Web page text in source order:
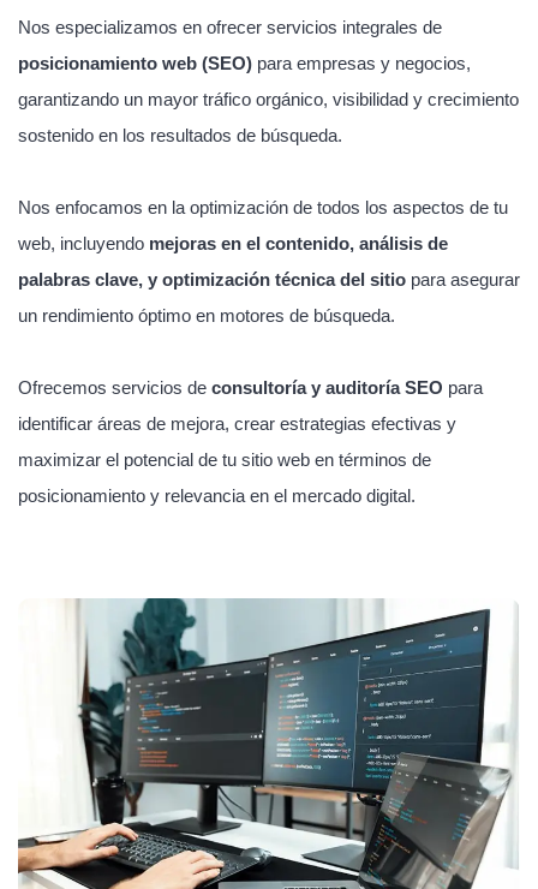
Nos especializamos en ofrecer servicios integrales de
posicionamiento web (SEO) para empresas y negocios,
garantizando un mayor tráfico orgánico, visibilidad y crecimiento
sostenido en los resultados de búsqueda.
Nos enfocamos en la optimización de todos los aspectos de tu
web, incluyendo mejoras en el contenido, análisis de
palabras clave, y optimización técnica del sitio para asegurar
un rendimiento óptimo en motores de búsqueda.
Ofrecemos servicios de consultoría y auditoría SEO para
identificar áreas de mejora, crear estrategias efectivas y
maximizar el potencial de tu sitio web en términos de
posicionamiento y relevancia en el mercado digital.